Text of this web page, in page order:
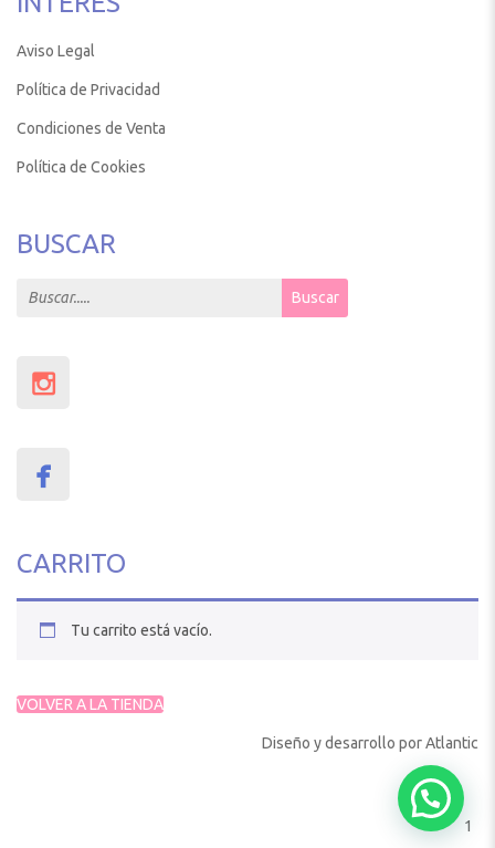
Aviso Legal
Política de Privacidad
Condiciones de Venta
Política de Cookies
BUSCAR
Search for: Buscar
CARRITO
Tu carrito está vacío.
VOLVER A LA TIENDA
Diseño y desarrollo porAtlantic
1